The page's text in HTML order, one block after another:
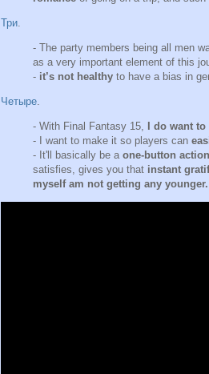
Три.
- The party members being all men
as a very important element of this
- it’s not healthy to have a bias in
Четыре.
- With Final Fantasy 15,
I do want
- I want to make it so players can
- It'll basically be a one-button action
satisfies, gives you that instant
myself am not getting any younger.